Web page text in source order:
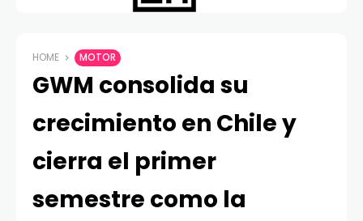
HOME MOTOR
GWM consolida su
crecimiento en Chile y
cierra el primer
semestre como la